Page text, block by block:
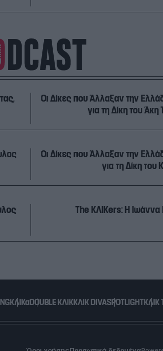
Οι Δίκες που Άλλαξαν την
για τη Δίκη του
Οι Δίκες που Άλλαξαν την
για τη Δίκη
The ΚΛΙΚers: H
ΚΛΙΚαDOUBLE ΚΛΙΚΚΛΙΚ DIVASPOTLIGHTΚΛΙΚ